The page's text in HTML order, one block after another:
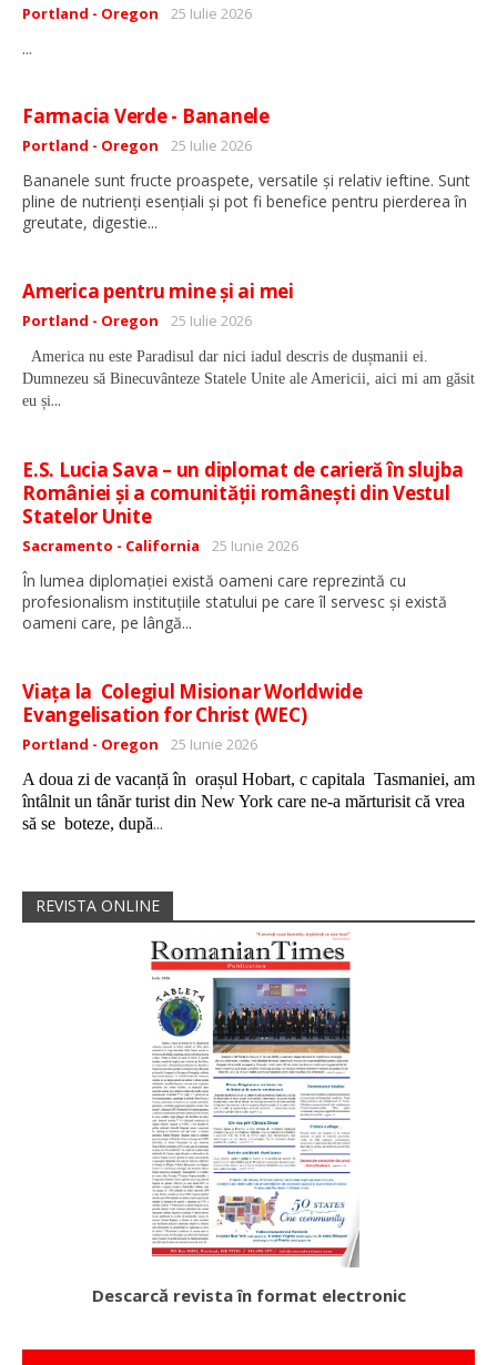
Detalii
Portland - Oregon 25 Iulie 2026
...
Farmacia Verde - Bananele
Detalii
Portland - Oregon 25 Iulie 2026
Bananele sunt fructe proaspete, versatile și relativ ieftine. Sunt
pline de nutrienți esențiali și pot fi benefice pentru pierderea în
greutate, digestie...
America pentru mine și ai mei
Detalii
Portland - Oregon 25 Iulie 2026
America nu este Paradisul dar nici iadul descris de dușmanii ei.
Dumnezeu să Binecuvânteze Statele Unite ale Americii, aici mi am găsit
eu și...
E.S. Lucia Sava – un diplomat de carieră în slujba
României și a comunității românești din Vestul
Statelor Unite
Detalii
Sacramento - California 25 Iunie 2026
În lumea diplomației există oameni care reprezintă cu
profesionalism instituțiile statului pe care îl servesc și există
oameni care, pe lângă...
Viața la Colegiul Misionar Worldwide
Evangelisation for Christ (WEC)
Detalii
Portland - Oregon 25 Iunie 2026
A doua zi de vacanță în orașul Hobart, c capitala Tasmaniei, am
întâlnit un tânăr turist din New York care ne-a mărturisit că vrea
să se boteze, după...
REVISTA ONLINE
Descarcă revista în format electronic